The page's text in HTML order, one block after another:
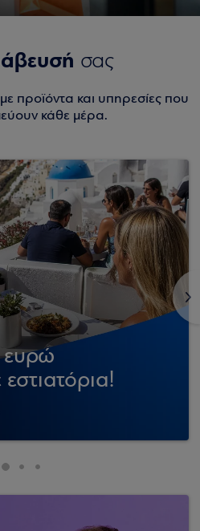
σας
προϊόντα και υπηρεσίες που
κάθε μέρα.
ευρώ
>